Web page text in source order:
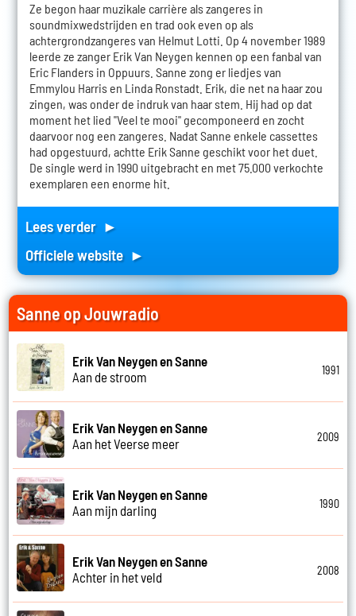
Ze begon haar muzikale carrière als zangeres in
soundmixwedstrijden en trad ook even op als
achtergrondzangeres van Helmut Lotti. Op 4 november 1989
leerde ze zanger Erik Van Neygen kennen op een fanbal van
Eric Flanders in Oppuurs. Sanne zong er liedjes van
Emmylou Harris en Linda Ronstadt. Erik, die net na haar zou
zingen, was onder de indruk van haar stem. Hij had op dat
moment het lied "Veel te mooi" gecomponeerd en zocht
daarvoor nog een zangeres. Nadat Sanne enkele cassettes
had opgestuurd, achtte Erik Sanne geschikt voor het duet.
De single werd in 1990 uitgebracht en met 75.000 verkochte
exemplaren een enorme hit.
Lees verder ►
Officiele website ►
Sanne op Jouwradio
Erik Van Neygen en Sanne
Aan de stroom
1991
Erik Van Neygen en Sanne
Aan het Veerse meer
2009
Erik Van Neygen en Sanne
Aan mijn darling
1990
Erik Van Neygen en Sanne
Achter in het veld
2008